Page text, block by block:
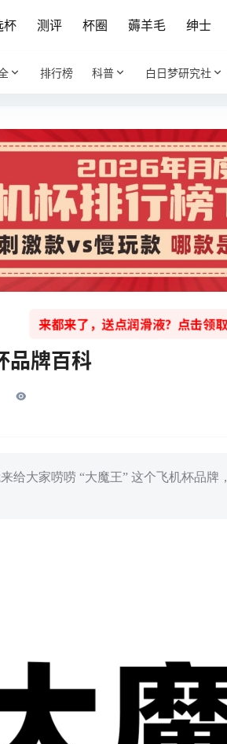
杯 测评 杯圈 薅羊毛 绅士
排行榜 科普 白日梦研究社
来都来了，送点润滑液？点击领
品牌百科
给大家唠唠 “大魔王” 这个飞机杯品